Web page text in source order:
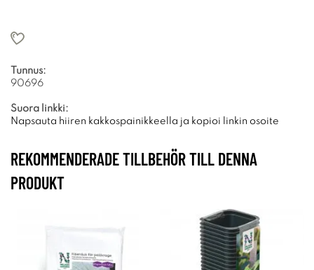
Tunnus:
90696
Suora linkki:
Napsauta hiiren kakkospainikkeella ja kopioi linkin osoite
REKOMMENDERADE TILLBEHÖR TILL DENNA
PRODUKT